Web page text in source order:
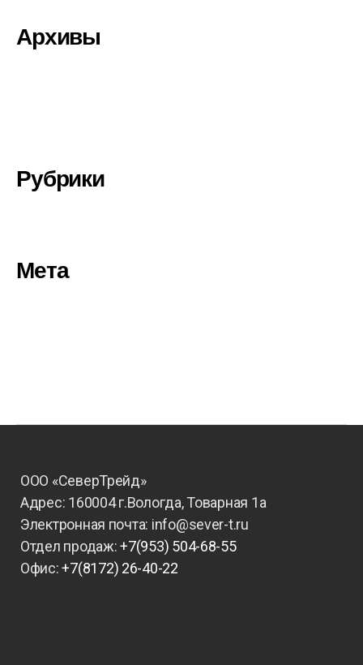
Архивы
Рубрики
Мета
ООО «СеверТрейд»
Адрес: 160004 г.Вологда, Товарная 1а
Электронная почта: info@sever-t.ru
Отдел продаж:+7(953) 504-68-55
Офис:+7(8172) 26-40-22